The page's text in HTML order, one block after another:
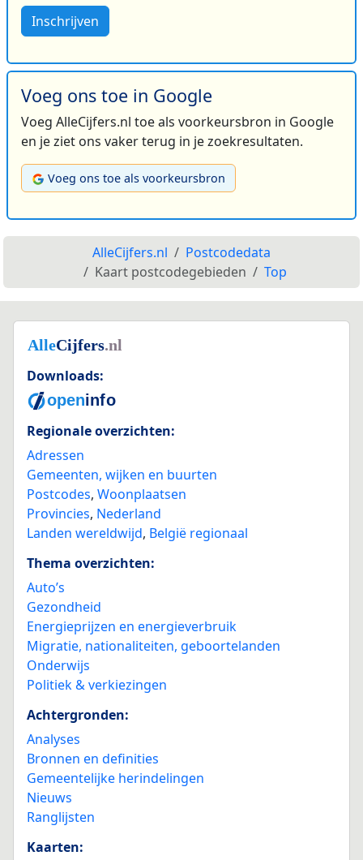
Inschrijven
Voeg ons toe in Google
Voeg AlleCijfers.nl toe als voorkeursbron in Google
en je ziet ons vaker terug in je zoekresultaten.
Voeg ons toe als voorkeursbron
AlleCijfers.nl
Postcodedata
Kaart postcodegebieden
Top
Downloads:
Regionale overzichten:
Adressen
Gemeenten, wijken en buurten
Postcodes, Woonplaatsen
Provincies, Nederland
Landen wereldwijd, België regionaal
Thema overzichten:
Auto’s
Gezondheid
Energieprijzen en energieverbruik
Migratie, nationaliteiten, geboortelanden
Onderwijs
Politiek & verkiezingen
Achtergronden:
Analyses
Bronnen en definities
Gemeentelijke herindelingen
Nieuws
Ranglijsten
Kaarten: